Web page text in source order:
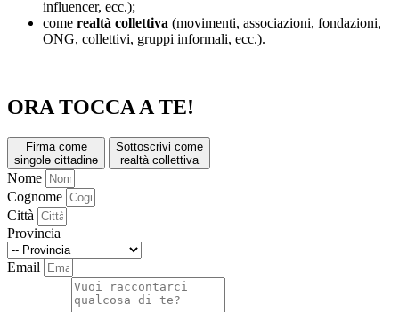
influencer, ecc.);
come realtà collettiva (movimenti, associazioni, fondazioni,
ONG, collettivi, gruppi informali, ecc.).
ORA TOCCA A TE!
Firma come
singolə cittadinə
Sottoscrivi come
realtà collettiva
Nome
Cognome
Città
Provincia
Email